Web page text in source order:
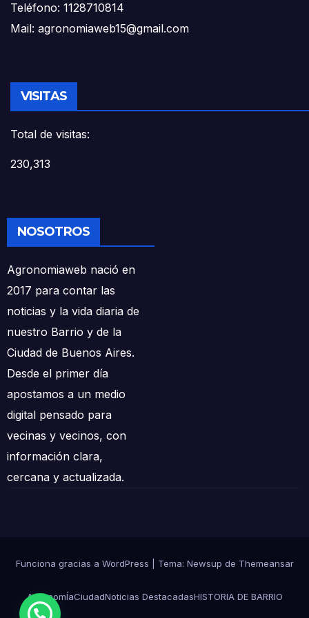
Teléfono: 1128710814
Mail: agronomiaweb15@gmail.com
VISITAS
Total de visitas:
230,313
NOSOTROS
Agronomiaweb nació en
2017 para contar las
noticias y la vida diaria de
nuestro Barrio y de la
Ciudad de Buenos Aires.
Desde el primer día
apostamos a un medio
digital pensado para
vecinas y vecinos, con
información clara,
cercana y actualizada.
Funciona gracias a WordPress Tema: Newsup de Themeansar
AgronomÍaCiudadNoticias DestacadasHISTORIA DE BARRIO